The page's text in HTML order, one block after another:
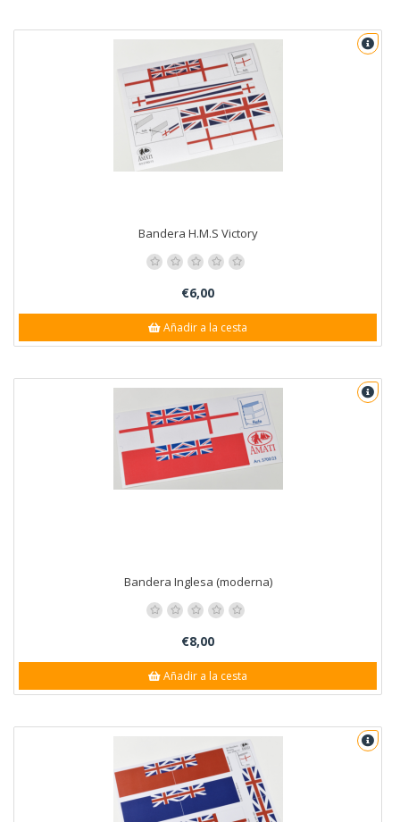
Bandera H.M.S Victory
€6,00
Añadir a la cesta
Bandera Inglesa (moderna)
€8,00
Añadir a la cesta